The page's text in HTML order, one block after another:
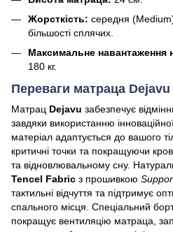
Жорсткість: середня
більшості сплячих.
Максимальне навантаження
180 кг.
Переваги матраца Dejavu
Матрац Dejavu забезпечує
завдяки використанню
матеріал адаптується до вашого
критичні точки та покращуючи
та відновлювальному сну.
Tencel Fabric з прошивкою
тактильні відчуття та підтримує
спального місця. Спеціальний
покращує вентиляцію матраца,